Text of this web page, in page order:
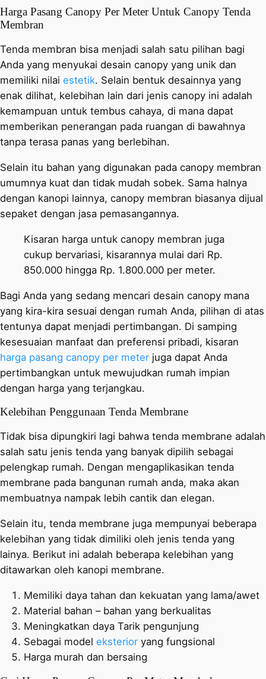
Harga Pasang Canopy Per Meter Untuk Canopy Tenda
Membran
Tenda membran bisa menjadi salah satu pilihan bagi
Anda yang menyukai desain canopy yang unik dan
memiliki nilai estetik. Selain bentuk desainnya yang
enak dilihat, kelebihan lain dari jenis canopy ini adalah
kemampuan untuk tembus cahaya, di mana dapat
memberikan penerangan pada ruangan di bawahnya
tanpa terasa panas yang berlebihan.
Selain itu bahan yang digunakan pada canopy membran
umumnya kuat dan tidak mudah sobek. Sama halnya
dengan kanopi lainnya, canopy membran biasanya dijual
sepaket dengan jasa pemasangannya.
Kisaran harga untuk canopy membran juga
cukup bervariasi, kisarannya mulai dari Rp.
850.000 hingga Rp. 1.800.000 per meter.
Bagi Anda yang sedang mencari desain canopy mana
yang kira-kira sesuai dengan rumah Anda, pilihan di atas
tentunya dapat menjadi pertimbangan. Di samping
kesesuaian manfaat dan preferensi pribadi, kisaran
harga pasang canopy per meter juga dapat Anda
pertimbangkan untuk mewujudkan rumah impian
dengan harga yang terjangkau.
Kelebihan Penggunaan Tenda Membrane
Tidak bisa dipungkiri lagi bahwa tenda membrane adalah
salah satu jenis tenda yang banyak dipilih sebagai
pelengkap rumah. Dengan mengaplikasikan tenda
membrane pada bangunan rumah anda, maka akan
membuatnya nampak lebih cantik dan elegan.
Selain itu, tenda membrane juga mempunyai beberapa
kelebihan yang tidak dimiliki oleh jenis tenda yang
lainya. Berikut ini adalah beberapa kelebihan yang
ditawarkan oleh kanopi membrane.
Memiliki daya tahan dan kekuatan yang lama/awet
Material bahan – bahan yang berkualitas
Meningkatkan daya Tarik pengunjung
Sebagai model eksterior yang fungsional
Harga murah dan bersaing